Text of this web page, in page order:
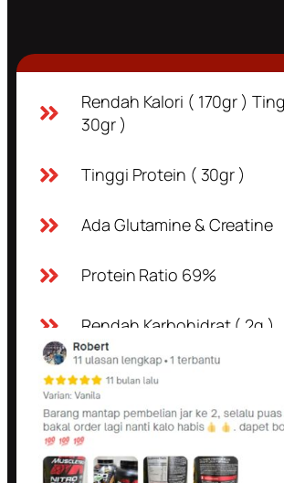
Rendah Kalori ( 170gr )
30gr )
Tinggi Protein ( 30gr )
Ada Glutamine & Creatine
Protein Ratio 69%
Rendah Karbohidrat ( 2g )